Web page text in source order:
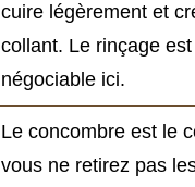
cuire légèrement et
collant. Le rinçage
négociable ici.
Le concombre est le
vous ne retirez pas